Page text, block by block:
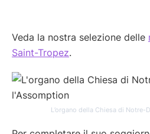
Veda la nostra selezione delle
Saint-Tropez.
L’organo della Chiesa di Notre-